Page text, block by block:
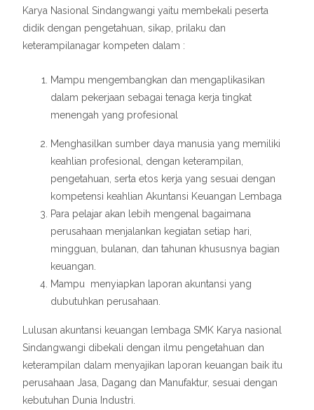
Karya Nasional Sindangwangi yaitu membekali peserta
didik dengan pengetahuan, sikap, prilaku dan
keterampilanagar kompeten dalam :
Mampu mengembangkan dan mengaplikasikan
dalam pekerjaan sebagai tenaga kerja tingkat
menengah yang profesional
Menghasilkan sumber daya manusia yang memiliki
keahlian profesional, dengan keterampilan,
pengetahuan, serta etos kerja yang sesuai dengan
kompetensi keahlian Akuntansi Keuangan Lembaga
Para pelajar akan lebih mengenal bagaimana
perusahaan menjalankan kegiatan setiap hari,
mingguan, bulanan, dan tahunan khususnya bagian
keuangan.
Mampu menyiapkan laporan akuntansi yang
dubutuhkan perusahaan.
Lulusan akuntansi keuangan lembaga SMK Karya nasional
Sindangwangi dibekali dengan ilmu pengetahuan dan
keterampilan dalam menyajikan laporan keuangan baik itu
perusahaan Jasa, Dagang dan Manufaktur, sesuai dengan
kebutuhan Dunia Industri.